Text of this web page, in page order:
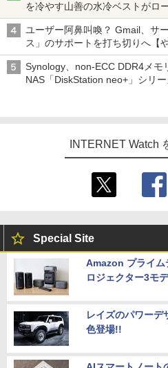
を冷やす山善の水冷ベストがロ
ち・ざ・ろーど！その14】【空
ユーザー阿鼻叫喚？ Gmail、サ
ス」のサポートを打ち切りへ【
Synology、non-ECC DDR4メモ
NAS「DiskStation neo+」シリ
INTERNET Watch
Special Site
Amazon プライ
ロジェクター3モ
レイズのパワーデ
色登場!!